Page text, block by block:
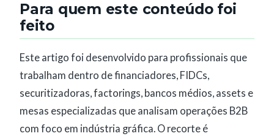
Para quem este conteúdo foi
feito
Este artigo foi desenvolvido para profissionais que
trabalham dentro de financiadores, FIDCs,
securitizadoras, factorings, bancos médios, assets e
mesas especializadas que analisam operações B2B
com foco em indústria gráfica. O recorte é